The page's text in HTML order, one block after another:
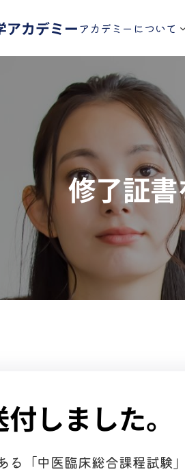
アカデミーアカデミーについて
修了証書
しました。
る「中医臨床総合課程試験